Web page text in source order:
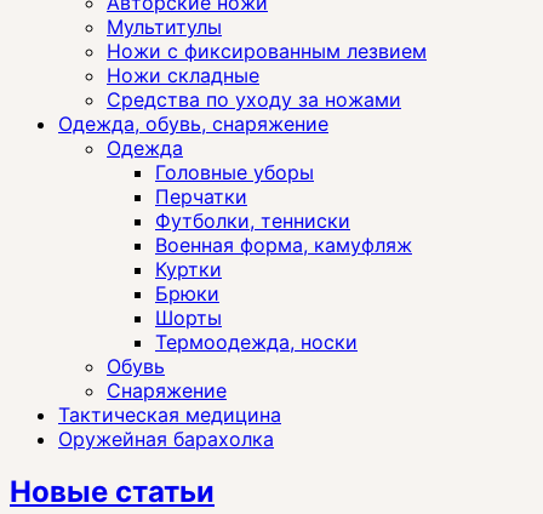
Мультитулы
Ножи с фиксированным лезвием
Ножи складные
Средства по уходу за ножами
Одежда, обувь, снаряжение
Одежда
Головные уборы
Перчатки
Футболки, тенниски
Военная форма, камуфляж
Куртки
Брюки
Шорты
Термоодежда, носки
Обувь
Снаряжение
Тактическая медицина
Оружейная барахолка
Новые статьи